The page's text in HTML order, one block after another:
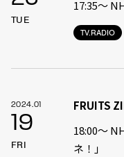
TUE
TV.RADIO
17:35〜
2024.01
19
FRI
FRUITS
18:00〜
ネ！」